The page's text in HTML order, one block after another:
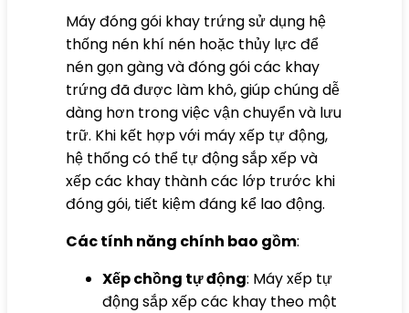
Máy đóng gói khay trứng sử dụng hệ
thống nén khí nén hoặc thủy lực để
nén gọn gàng và đóng gói các khay
trứng đã được làm khô, giúp chúng dễ
dàng hơn trong việc vận chuyển và lưu
trữ. Khi kết hợp với máy xếp tự động,
hệ thống có thể tự động sắp xếp và
xếp các khay thành các lớp trước khi
đóng gói, tiết kiệm đáng kể lao động.
Các tính năng chính bao gồm:
Xếp chồng tự động: Máy xếp tự
động sắp xếp các khay theo một